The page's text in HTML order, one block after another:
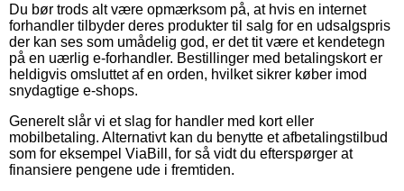
Du bør trods alt være opmærksom på, at hvis en internet
forhandler tilbyder deres produkter til salg for en udsalgspris
der kan ses som umådelig god, er det tit være et kendetegn
på en uærlig e-forhandler. Bestillinger med betalingskort er
heldigvis omsluttet af en orden, hvilket sikrer køber imod
snydagtige e-shops.
Generelt slår vi et slag for handler med kort eller
mobilbetaling. Alternativt kan du benytte et afbetalingstilbud
som for eksempel ViaBill, for så vidt du efterspørger at
finansiere pengene ude i fremtiden.